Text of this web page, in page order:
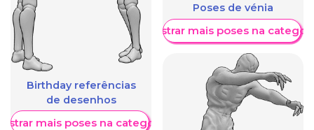
Birthday referências
de desenhos
mais poses na categoria
Poses de vénia
Mostrar mais poses na